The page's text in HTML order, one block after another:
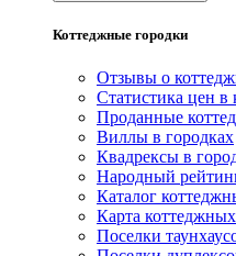
Коттеджные городки
Отзывы о
Статистика цен в
Проданные
Виллы в городках
Квадрексы в
Народный
Каталог
Карта
Поселки